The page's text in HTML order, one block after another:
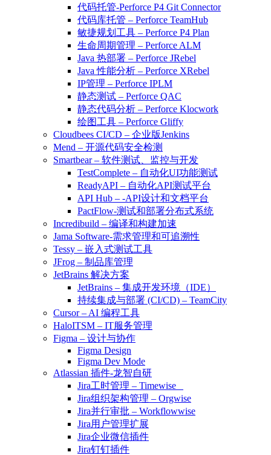
代码托管-Perforce P4 Git Connector
代码库托管 – Perforce TeamHub
敏捷规划工具 – Perforce P4 Plan
生命周期管理 – Perforce ALM
Java 热部署 – Perforce JRebel
Java 性能分析 – Perforce XRebel
IP管理 – Perforce IPLM
静态测试 – Perforce QAC
静态代码分析 – Perforce Klocwork
绘图工具 – Perforce Gliffy
Cloudbees CI/CD – 企业版Jenkins
Mend – 开源代码安全检测
Smartbear – 软件测试、监控与开发
TestComplete – 自动化UI功能测试
ReadyAPI – 自动化API测试平台
API Hub – -API设计和文档平台
PactFlow-测试和部署分布式系统
Incredibuild – 编译和构建加速
Jama Software-需求管理和可追溯性
Tessy – 嵌入式测试工具
JFrog – 制品库管理
JetBrains 解决方案
JetBrains – 集成开发环境（IDE）
持续集成与部署 (CI/CD) – TeamCity
Cursor – AI 编程工具
HaloITSM – IT服务管理
Figma – 设计与协作
Figma Design
Figma Dev Mode
Atlassian 插件-龙智自研
Jira工时管理 – Timewise
Jira组织架构管理 – Orgwise
Jira并行审批 – Workflowwise
Jira用户管理扩展
Jira企业微信插件
Jira钉钉插件